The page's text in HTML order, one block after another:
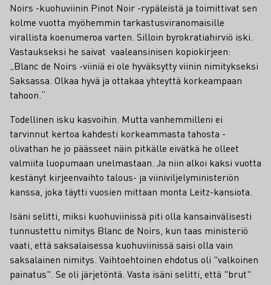
Noirs -kuohuviinin Pinot Noir -rypäleistä ja toimittivat sen
kolme vuotta myöhemmin tarkastusviranomaisille
virallista koenumeroa varten. Silloin byrokratiahirviö iski.
Vastaukseksi he saivat vaaleansinisen kopiokirjeen:
„Blanc de Noirs -viiniä ei ole hyväksytty viinin nimitykseksi
Saksassa. Olkaa hyvä ja ottakaa yhteyttä korkeampaan
tahoon.“
Todellinen isku kasvoihin. Mutta vanhemmilleni ei
tarvinnut kertoa kahdesti korkeammasta tahosta -
olivathan he jo päässeet näin pitkälle eivätkä he olleet
valmiita luopumaan unelmastaan. Ja niin alkoi kaksi vuotta
kestänyt kirjeenvaihto talous- ja viiniviljelyministeriön
kanssa, joka täytti vuosien mittaan monta Leitz-kansiota.
Isäni selitti, miksi kuohuviinissä piti olla kansainvälisesti
tunnustettu nimitys Blanc de Noirs, kun taas ministeriö
vaati, että saksalaisessa kuohuviinissä saisi olla vain
saksalainen nimitys. Vaihtoehtoinen ehdotus oli "valkoinen
painatus". Se oli järjetöntä. Vasta isäni selitti, että "brut"